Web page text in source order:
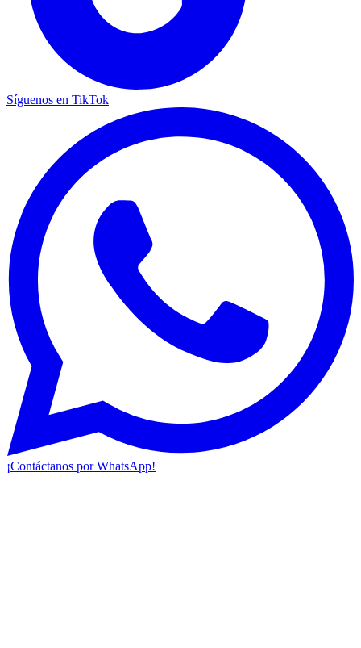
Síguenos en TikTok
¡Contáctanos por WhatsApp!